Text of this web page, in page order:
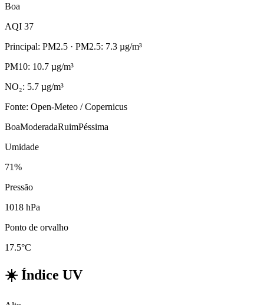
Boa
AQI 37
Principal: PM2.5 · PM2.5: 7.3 µg/m³
PM10: 10.7 µg/m³
NO₂: 5.7 µg/m³
Fonte: Open-Meteo / Copernicus
BoaModeradaRuimPéssima
Umidade
71%
Pressão
1018 hPa
Ponto de orvalho
17.5°C
☀️ Índice UV